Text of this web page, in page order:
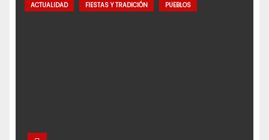
ACTUALIDAD FIESTAS Y TRADICIÓN PUEBLOS